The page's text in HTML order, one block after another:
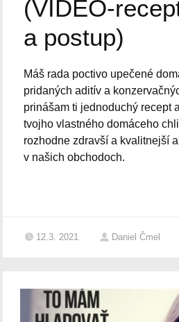
(VIDEO-
a postup)
Máš rada poctivo upečené
pridaných aditív a
prinášam ti jednoduchý recept
tvojho vlastného domáceho
rozhodne zdravší a kvalitnejší
v našich obchodoch.
12.3. 2021 Daniel Čmel